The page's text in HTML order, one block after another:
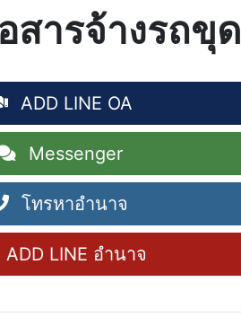
สารจ้างรถขุด
ADD LINE OA
Messenger
โทรหาอำนาจ
ADD LINE อำนาจ